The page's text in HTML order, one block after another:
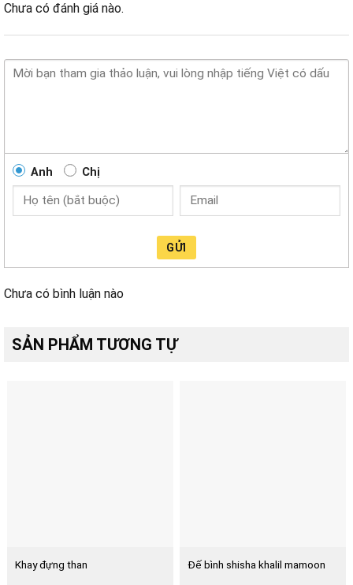
Chưa có đánh giá nào.
Anh Chị
GỬI
Chưa có bình luận nào
SẢN PHẨM TƯƠNG TỰ
Khay đựng than Đế bình shisha khalil mamoon